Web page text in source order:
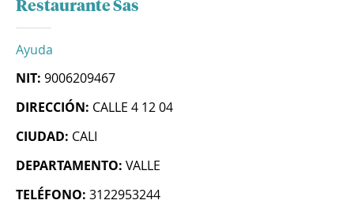
Restaurante Sas
Ayuda
NIT: 9006209467
DIRECCIÓN: CALLE 4 12 04
CIUDAD: CALI
DEPARTAMENTO: VALLE
TELÉFONO: 3122953244